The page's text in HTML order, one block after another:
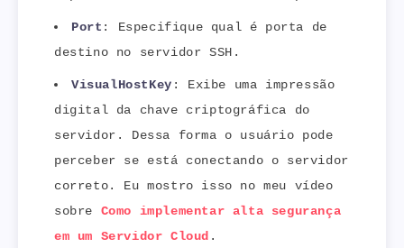
Port : Especifique qual é porta de
destino no servidor SSH.
VisualHostKey : Exibe uma impressão
digital da chave criptográfica do
servidor. Dessa forma o usuário pode
perceber se está conectando o servidor
correto. Eu mostro isso no meu vídeo
sobre Como implementar alta segurança
em um Servidor Cloud .